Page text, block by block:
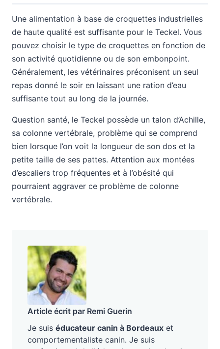
Une alimentation à base de croquettes industrielles
de haute qualité est suffisante pour le Teckel. Vous
pouvez choisir le type de croquettes en fonction de
son activité quotidienne ou de son embonpoint.
Généralement, les vétérinaires préconisent un seul
repas donné le soir en laissant une ration d’eau
suffisante tout au long de la journée.
Question santé, le Teckel possède un talon d’Achille,
sa colonne vertébrale, problème qui se comprend
bien lorsque l’on voit la longueur de son dos et la
petite taille de ses pattes. Attention aux montées
d’escaliers trop fréquentes et à l’obésité qui
pourraient aggraver ce problème de colonne
vertébrale.
Article écrit par Remi Guerin
Je suis éducateur canin à Bordeaux et
comportementaliste canin. Je suis